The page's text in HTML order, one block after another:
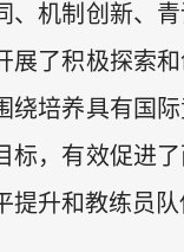
、机制创新、
展了积极探索
绕培养具有国
标，有效促进
提升和教练员队